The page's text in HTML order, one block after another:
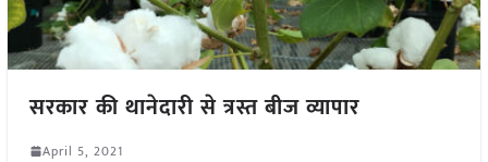
सरकार की थानेदारी से त्रस्त बीज व्यापार
April 5, 2021